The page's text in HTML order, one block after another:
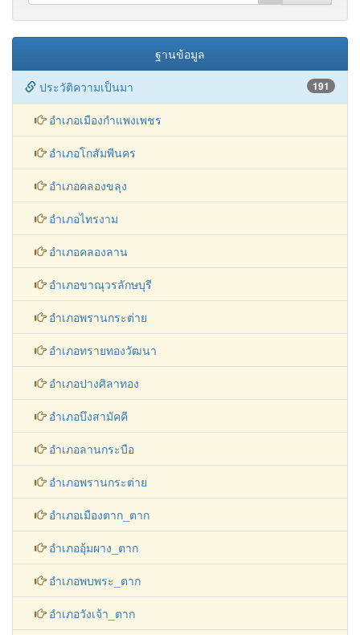
ฐานข้อมูล
191
ประวัติความเป็นมา
อำเภอเมืองกำแพงเพชร
อำเภอโกสัมพีนคร
อำเภอคลองขลุง
อำเภอไทรงาม
อำเภอคลองลาน
อำเภอขาณุวรลักษบุรี
อำเภอพรานกระต่าย
อำเภอทรายทองวัฒนา
อำเภอปางศิลาทอง
อำเภอบึงสามัคคี
อำเภอลานกระบือ
อำเภอพรานกระต่าย
อำเภอเมืองตาก_ตาก
อำเภออุ้มผาง_ตาก
อำเภอพบพระ_ตาก
อำเภอวังเจ้า_ตาก
อำเภอบ้านตาก_ตาก